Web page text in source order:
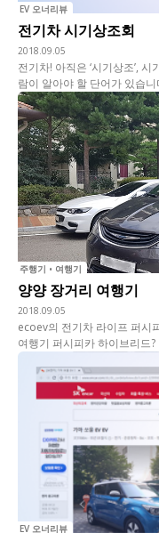
EV 오너리뷰
전기차 시기상조회
2018.09.05
전기차! 아직은 ‘시기상조’, 시기상조회를
람이 알아야 할 단어가 있습
주행기 • 여행기
양양 장거리 여행기
2018.09.05
ecoev의 전기차 라이프 퍼시피카 플러그인 하이브리드 서울 - 양양 장거리
여행기 퍼시피카 하이브리
EV 오너리뷰